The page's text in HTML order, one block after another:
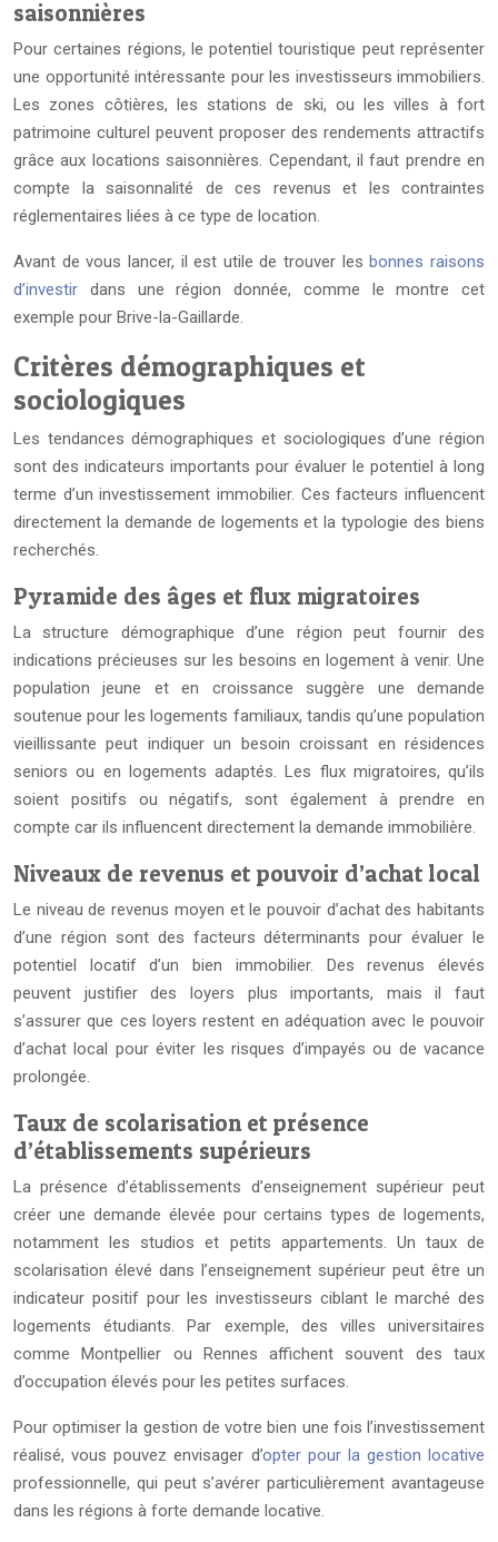
saisonnières
Pour certaines régions, le potentiel touristique peut représenter
une opportunité intéressante pour les investisseurs immobiliers.
Les zones côtières, les stations de ski, ou les villes à fort
patrimoine culturel peuvent proposer des rendements attractifs
grâce aux locations saisonnières. Cependant, il faut prendre en
compte la saisonnalité de ces revenus et les contraintes
réglementaires liées à ce type de location.
Avant de vous lancer, il est utile de trouver lesbonnes raisons
d’investir dans une région donnée, comme le montre cet
exemple pour Brive-la-Gaillarde.
Critères démographiques et
sociologiques
Les tendances démographiques et sociologiques d’une région
sont des indicateurs importants pour évaluer le potentiel à long
terme d’un investissement immobilier. Ces facteurs influencent
directement la demande de logements et la typologie des biens
recherchés.
Pyramide des âges et flux migratoires
La structure démographique d’une région peut fournir des
indications précieuses sur les besoins en logement à venir. Une
population jeune et en croissance suggère une demande
soutenue pour les logements familiaux, tandis qu’une population
vieillissante peut indiquer un besoin croissant en résidences
seniors ou en logements adaptés. Les flux migratoires, qu’ils
soient positifs ou négatifs, sont également à prendre en
compte car ils influencent directement la demande immobilière.
Niveaux de revenus et pouvoir d’achat local
Le niveau de revenus moyen et le pouvoir d’achat des habitants
d’une région sont des facteurs déterminants pour évaluer le
potentiel locatif d’un bien immobilier. Des revenus élevés
peuvent justifier des loyers plus importants, mais il faut
s’assurer que ces loyers restent en adéquation avec le pouvoir
d’achat local pour éviter les risques d’impayés ou de vacance
prolongée.
Taux de scolarisation et présence
d’établissements supérieurs
La présence d’établissements d’enseignement supérieur peut
créer une demande élevée pour certains types de logements,
notamment les studios et petits appartements. Un taux de
scolarisation élevé dans l’enseignement supérieur peut être un
indicateur positif pour les investisseurs ciblant le marché des
logements étudiants. Par exemple, des villes universitaires
comme Montpellier ou Rennes affichent souvent des taux
d’occupation élevés pour les petites surfaces.
Pour optimiser la gestion de votre bien une fois l’investissement
réalisé, vous pouvez envisager d’opter pour la gestion locative
professionnelle, qui peut s’avérer particulièrement avantageuse
dans les régions à forte demande locative.